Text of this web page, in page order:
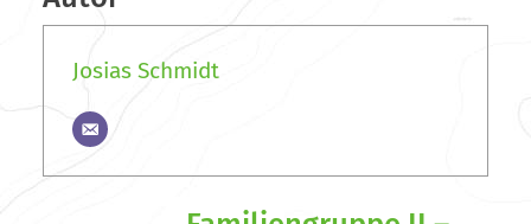
Josias Schmidt